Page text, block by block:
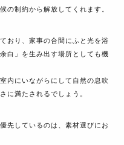
の制約から解放してくれます。
おり、家事の合間にふと光を浴
白」を生み出す場所としても機
内にいながらにして自然の息吹
に満たされるでしょう。
先しているのは、素材選びにお